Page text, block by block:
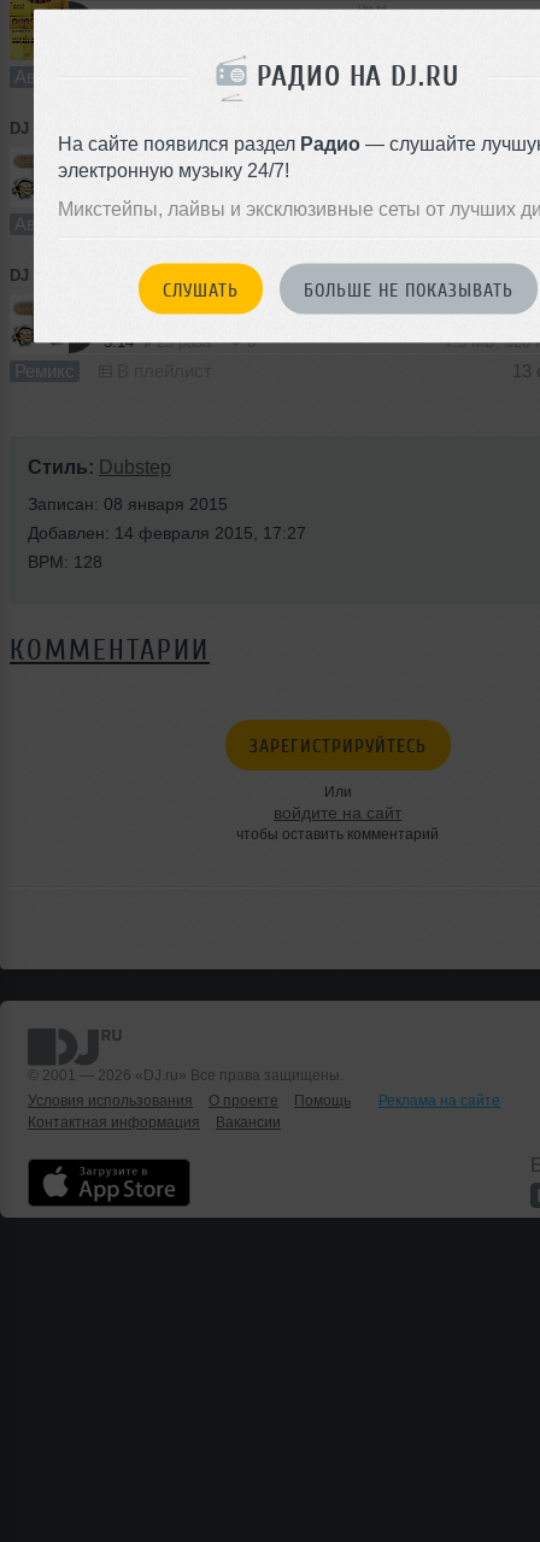
РАДИО НА DJ.RU
На сайте появился раздел Радио — слушайте
электронную музыку 24/7!
Микстейпы, лайвы и эксклюзивные сеты от лучших
СЛУШАТЬ БОЛЬШЕ НЕ ПОКАЗЫВАТЬ
Авторский трек В плейлист
DJ TIMOHA
Авторский трек
DJ TIMOHA DJ TIMOHA - Вот это прикол (mix 2012)
3:14 23 раза 0 7.5 MB, 320
Ремикс 13
Стиль: Dubstep
Записан: 08 января 2015
Добавлен: 14 февраля 2015, 17:27
BPM: 128
КОММЕНТАРИИ
ЗАРЕГИСТРИРУЙТЕСЬ
Или
войдите на сайт
чтобы оставить комментарий
© 2001 — 2026 «DJ.ru» Все права защищены.
Условия использования
О проекте Помощь
Реклама на сайте
Контактная информация
Вакансии